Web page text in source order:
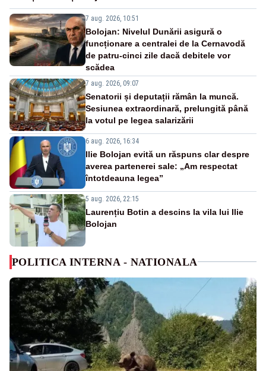
7 aug. 2026, 10:51
Bolojan: Nivelul Dunării asigură o
funcționare a centralei de la Cernavodă
de patru-cinci zile dacă debitele vor
scădea
7 aug. 2026, 09:07
Senatorii și deputații rămân la muncă.
Sesiunea extraordinară, prelungită până
la votul pe legea salarizării
6 aug. 2026, 16:34
Ilie Bolojan evită un răspuns clar despre
averea partenerei sale: „Am respectat
întotdeauna legea”
5 aug. 2026, 22:15
Laurențiu Botin a descins la vila lui Ilie
Bolojan
POLITICA INTERNA - NATIONALA